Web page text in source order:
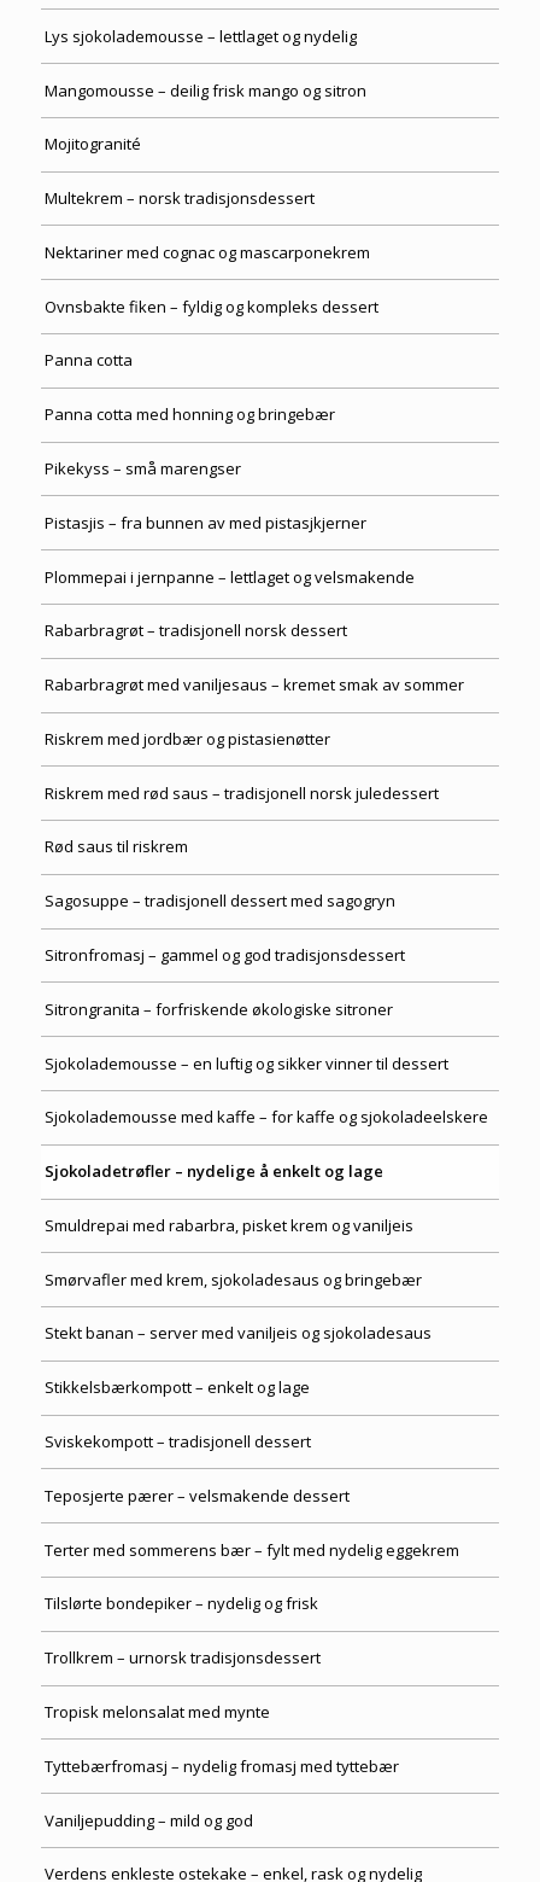
Lys sjokolademousse – lettlaget og nydelig
Mangomousse – deilig frisk mango og sitron
Mojitogranité
Multekrem – norsk tradisjonsdessert
Nektariner med cognac og mascarponekrem
Ovnsbakte fiken – fyldig og kompleks dessert
Panna cotta
Panna cotta med honning og bringebær
Pikekyss – små marengser
Pistasjis – fra bunnen av med pistasjkjerner
Plommepai i jernpanne – lettlaget og velsmakende
Rabarbragrøt – tradisjonell norsk dessert
Rabarbragrøt med vaniljesaus – kremet smak av sommer
Riskrem med jordbær og pistasienøtter
Riskrem med rød saus – tradisjonell norsk juledessert
Rød saus til riskrem
Sagosuppe – tradisjonell dessert med sagogryn
Sitronfromasj – gammel og god tradisjonsdessert
Sitrongranita – forfriskende økologiske sitroner
Sjokolademousse – en luftig og sikker vinner til dessert
Sjokolademousse med kaffe – for kaffe og sjokoladeelskere
Sjokoladetrøfler – nydelige å enkelt og lage
Smuldrepai med rabarbra, pisket krem og vaniljeis
Smørvafler med krem, sjokoladesaus og bringebær
Stekt banan – server med vaniljeis og sjokoladesaus
Stikkelsbærkompott – enkelt og lage
Sviskekompott – tradisjonell dessert
Teposjerte pærer – velsmakende dessert
Terter med sommerens bær – fylt med nydelig eggekrem
Tilslørte bondepiker – nydelig og frisk
Trollkrem – urnorsk tradisjonsdessert
Tropisk melonsalat med mynte
Tyttebærfromasj – nydelig fromasj med tyttebær
Vaniljepudding – mild og god
Verdens enkleste ostekake – enkel, rask og nydelig